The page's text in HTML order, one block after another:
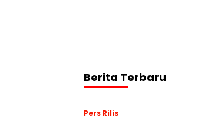
Berita Terbaru
Pers Rilis